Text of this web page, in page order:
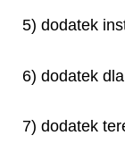
5) dodatek
6) dodatek
7) dodatek